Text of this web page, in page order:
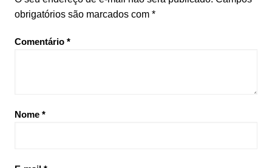
obrigatórios são marcados com *
Comentário *
Nome *